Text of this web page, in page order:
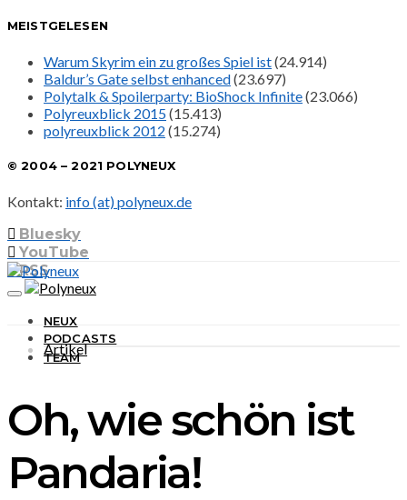
MEISTGELESEN
Warum Skyrim ein zu großes Spiel ist(24.914)
Baldur’s Gate selbst enhanced(23.697)
Polytalk & Spoilerparty: BioShock Infinite(23.066)
Polyreuxblick 2015(15.413)
polyreuxblick 2012 (15.274)
© 2004 – 2021 POLYNEUX
Kontakt: info (at) polyneux.de
Bluesky
YouTube
RSS
NEUX
PODCASTS
TEAM
Artikel
Oh, wie schön ist
Pandaria!